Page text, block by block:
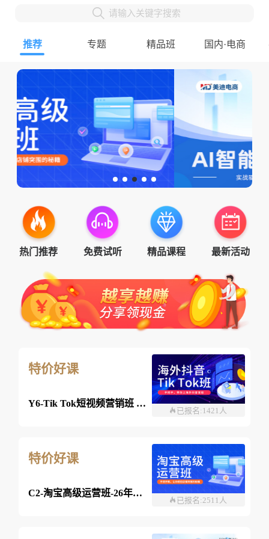
请输入关键字搜索
推荐 专题 精品班 国内·电商
热门推荐 免费试听 精品课程 最新活动
特价好课
Y6-Tik Tok短视频营销班 2026年8月03日 （线上）
已报名:1421人
特价好课
C2-淘宝高级运营班-26年8月03日（双师）
已报名:2511人